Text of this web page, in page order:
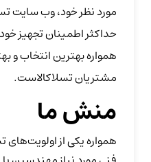
مورد نظر خود، وب سایت
حداکثر اطمینان تجهیز
همواره بهترین انتخاب و
مشتریان تسلاکالاست.
منش ما
همواره یکی از اولویت‌های